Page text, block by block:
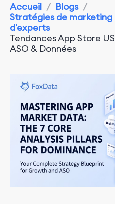
Accueil / Blogs /
Stratégies de marketing
d'experts
Tendances App Store
ASO & Données